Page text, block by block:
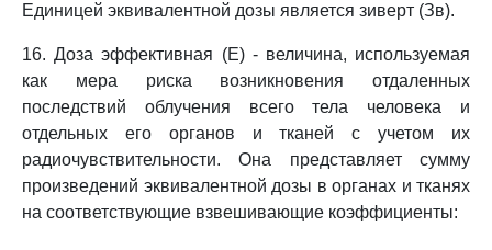
Единицей эквивалентной дозы является зиверт (Зв).
16. Доза эффективная (E) - величина, используемая
как мера риска возникновения отдаленных
последствий облучения всего тела человека и
отдельных его органов и тканей с учетом их
радиочувствительности. Она представляет сумму
произведений эквивалентной дозы в органах и тканях
на соответствующие взвешивающие коэффициенты: